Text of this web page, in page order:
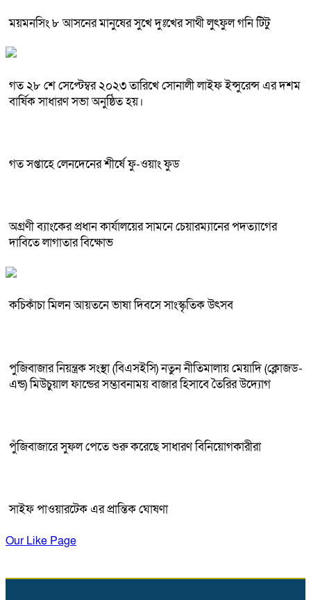
ময়মনসিং ৮ আসনের মানুষের সুখে দুঃখের সাথী লুৎফুল গনি টিটু
গত ২৮ শে সেপ্টেম্বর ২০২৩ তারিখে সোনালী লাইফ ইন্সুরেন্স এর দশম
বার্ষিক সাধারণ সভা অনুষ্ঠিত হয়।
গত সপ্তাহে লেনদেনের শীর্ষে ফু-ওয়াং ফুড
অগ্রণী ব্যাংকের প্রধান কার্যালয়ের সামনে চেয়ারম্যানের পদত্যাগের
দাবিতে লাগাতার বিক্ষোভ
কচিকাঁচা মিলন আয়তনে ভাষা দিবসে সাংস্কৃতিক উৎসব
পুজিবাজার নিয়ন্ত্রক সংস্থা (বিএসইসি) নতুন নীতিমালায় মেয়াদি (ক্লোজড-
এন্ড) মিউচুয়াল ফান্ডের সম্ভাবনাময় বাজার হিসাবে তৈরির উদ্যোগ
পুঁজিবাজারে সুফল পেতে শুরু করেছে সাধারণ বিনিয়োগকারীরা
সাইফ পাওয়ারটেক এর প্রান্তিক ঘোষণা
Our Like Page